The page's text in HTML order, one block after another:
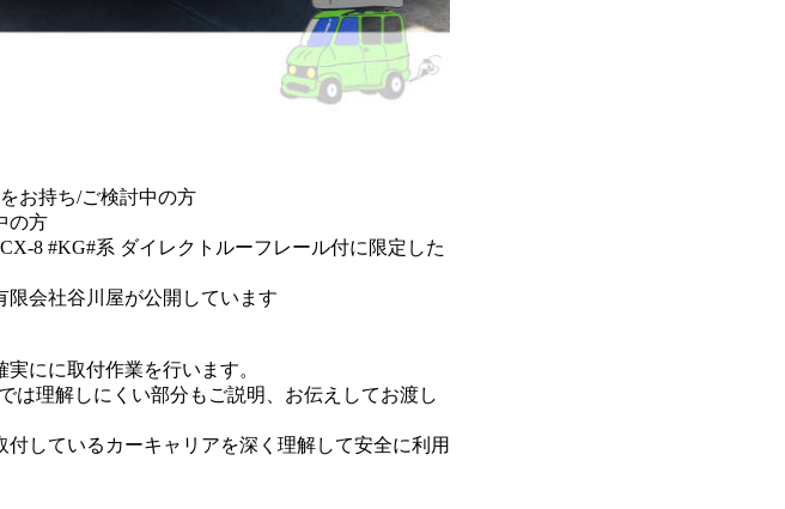
お持ち/ご検討中の方
の方
8 #KG#系 ダイレクトルーフレール付に限定した
限会社谷川屋が公開しています
にに取付作業を行います。
は理解しにくい部分もご説明、お伝えしてお渡し
しているカーキャリアを深く理解して安全に利用